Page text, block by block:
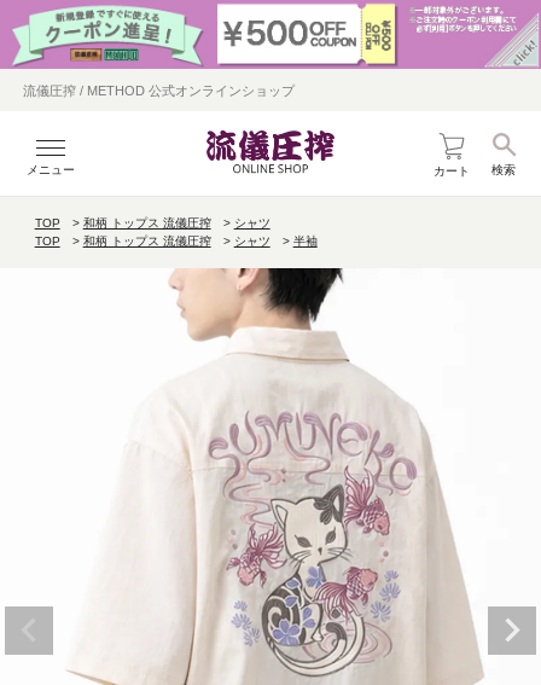
流儀圧搾 / METHOD 公式オンラインショップ
メニュー カート 検索
TOP 和柄 トップス 流儀圧搾
シャツ
TOP
和柄 トップス 流儀圧搾 シャツ 半袖